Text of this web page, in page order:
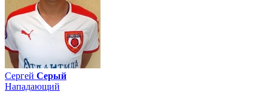
Сергей Серый
Нападающий